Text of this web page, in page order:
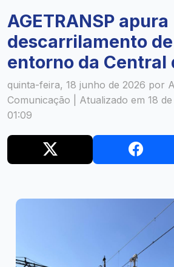
AGETRANSP apura
descarrilamento
entorno da Central
quinta-feira, 18 junho de 2026 por
Comunicação | Atualizado em 18
01:09